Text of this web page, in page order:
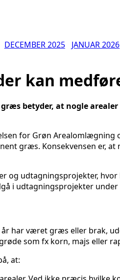
JANUAR 2026
DECEMBER 2025
kan
græs betyder, at nogle
for Grøn
græs. Konsekvensen er,
og udtagningsprojekter,
i udtagningsprojekter
har været græs eller brak,
som fx korn, majs eller
at: